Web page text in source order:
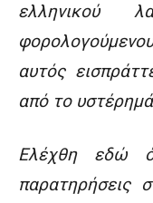
ελληνικού
αυτός
από το
Ελέχθη εδώ
παρατηρήσεις